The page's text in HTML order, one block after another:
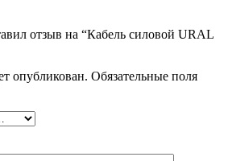
отзыв на “Кабель силовой URAL
опубликован. Обязательные поля